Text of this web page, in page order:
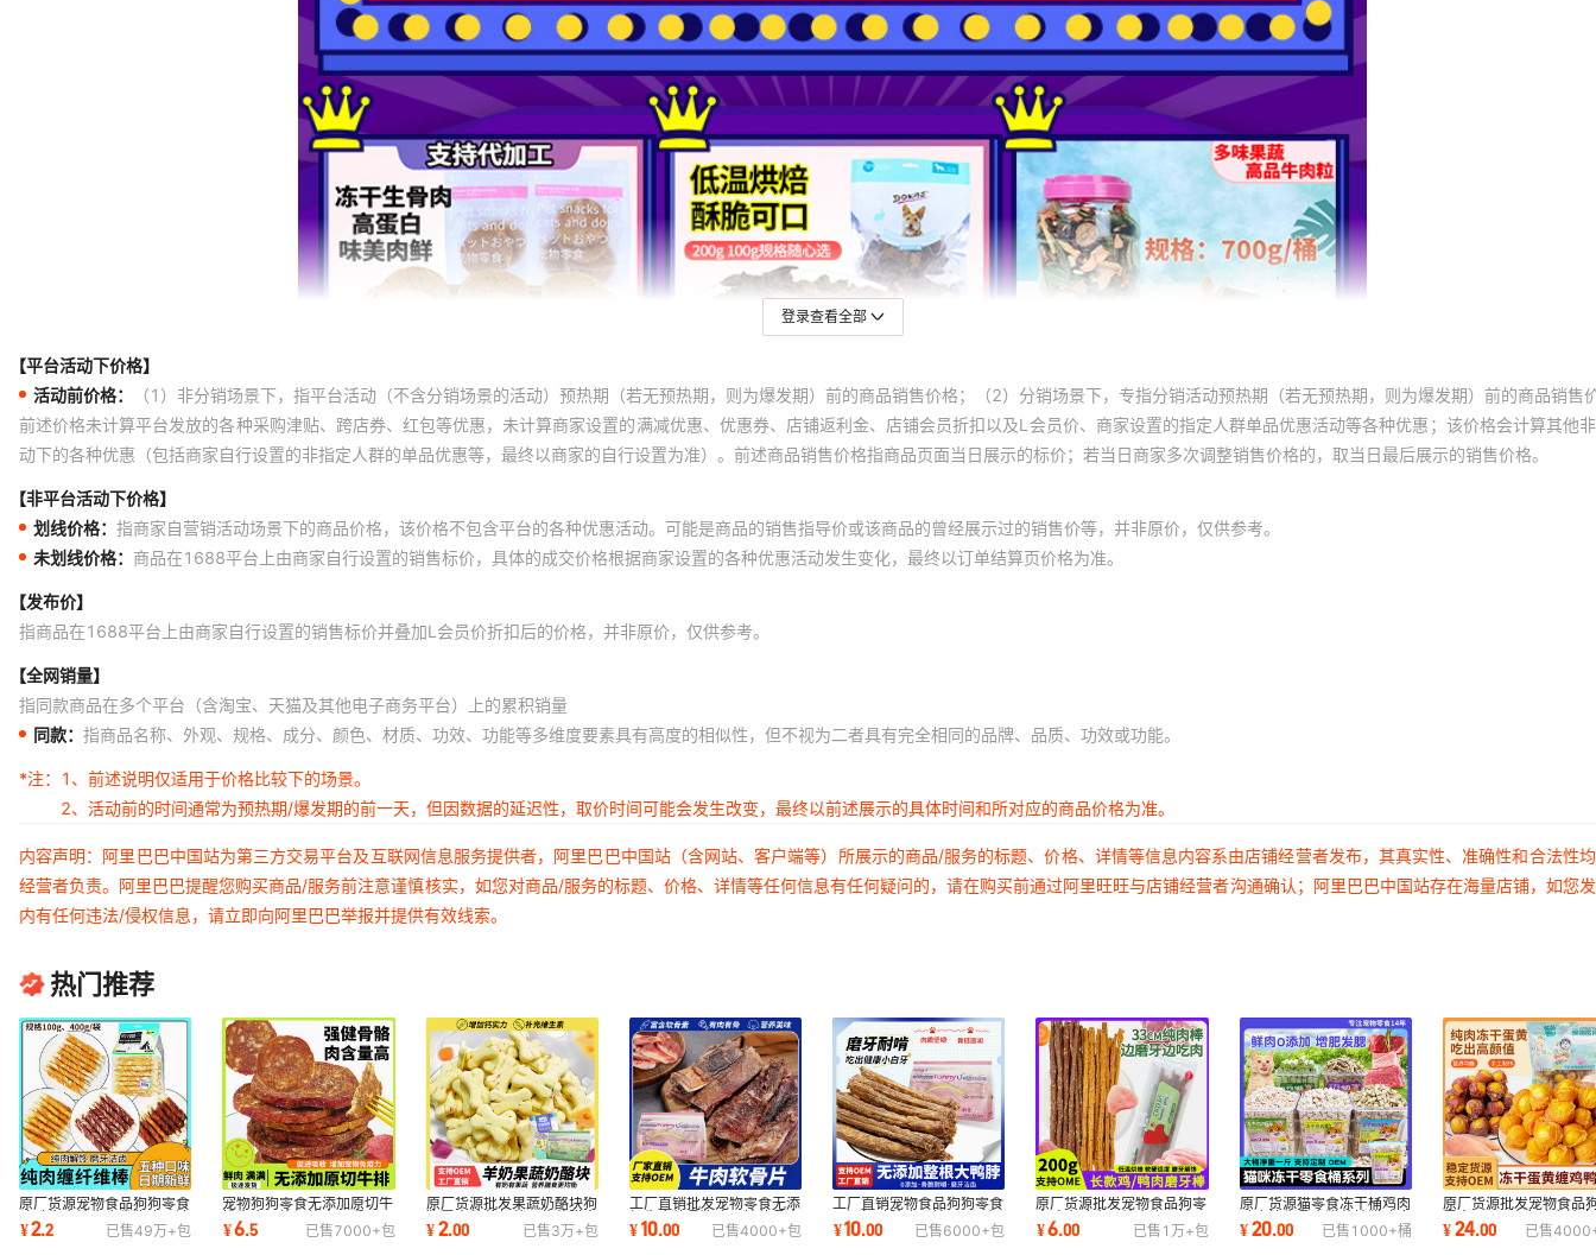
登录查看全部
【平台活动下价格】
活动前价格：
（1）非分销场景下，指平台活动（不含分销场景的活动）预热期（若无预热期，则为爆发期）前的商品销售价格；（2）分销场景下，专指分销活动预热期（若无预热期，则为爆发期）前的商品销售
前述价格未计算平台发放的各种采购津贴、跨店券、红包等优惠，未计算商家设置的满减优惠、优惠券、店铺返利金、店铺会员折扣以及L会员价、商家设置的指定人群单品优惠活动等各种优惠；该价格会计算其他
动下的各种优惠（包括商家自行设置的非指定人群的单品优惠等，最终以商家的自行设置为准）。前述商品销售价格指商品页面当日展示的标价；若当日商家多次调整销售价格的，取当日最后展示的销售价格。
【非平台活动下价格】
划线价格： 指商家自营销活动场景下的商品价格，该价格不包含平台的各种优惠活动。可能是商品的销售指导价或该商品的曾经展示过的销售价等，并非原价，仅供参考。
未划线价格： 商品在1688平台上由商家自行设置的销售标价，具体的成交价格根据商家设置的各种优惠活动发生变化，最终以订单结算页价格为准。
【发布价】
指商品在1688平台上由商家自行设置的销售标价并叠加L会员价折扣后的价格，并非原价，仅供参考。
【全网销量】
指同款商品在多个平台（含淘宝、天猫及其他电子商务平台）上的累积销量
同款： 指商品名称、外观、规格、成分、颜色、材质、功效、功能等多维度要素具有高度的相似性，但不视为二者具有完全相同的品牌、品质、功效或功能。
*注：
1、前述说明仅适用于价格比较下的场景。
2、活动前的时间通常为预热期/爆发期的前一天，但因数据的延迟性，取价时间可能会发生改变，最终以前述展示的具体时间和所对应的商品价格为准。
内容声明：阿里巴巴中国站为第三方交易平台及互联网信息服务提供者，阿里巴巴中国站（含网站、客户端等）所展示的商品/服务的标题、价格、详情等信息内容系由店铺经营者发布，其真实性、准确性和合法性
经营者负责。阿里巴巴提醒您购买商品/服务前注意谨慎核实，如您对商品/服务的标题、价格、详情等任何信息有任何疑问的，请在购买前通过阿里旺旺与店铺经营者沟通确认；阿里巴巴中国站存在海量店铺，如您
内有任何违法/侵权信息，请立即向阿里巴巴举报并提供有效线索。
热门推荐
原厂货源宠物食品狗狗零食
鸡鸭牛肉缠牛皮卷狗磨牙洁
齿棒咬胶400g
¥2.2 已售49万+包
宠物狗狗零食无添加原切牛
排牛肉原片切片高品质无面
粉200g
¥6.5 已售7000+包
原厂货源批发果蔬奶酪块狗
狗零食营养胡萝卜紫薯膳食
纤维宠物食品
¥2.00 已售3万+包
工厂直销批发宠物零食无添
加牛肉软骨狗磨牙棒软骨素
耐磨营养肉干
¥10.00 已售4000+包
工厂直销宠物食品狗狗零食
无添加鸭脖磨牙棒300g肉
香骨酥洁齿骨
¥10.00 已售6000+包
原厂货源批发宠物食品狗零
食鸡肉鸭肉干纯肉磨牙棒
33cm营养训犬
¥6.00 已售 1万+包
原厂货源猫零食冻干桶鸡肉
鸭肉粒生骨肉猫草棒猫咪冻
干净重500g桶
¥20.00 已售 1000+桶
原厂货源批发宠物食品
零食500g鸡肉鸭肉缠
蛋黄补充营养
¥24.00 已售